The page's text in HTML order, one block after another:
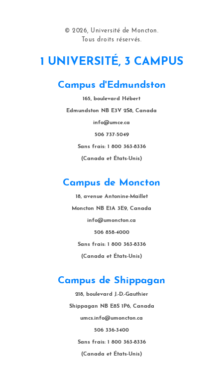
© 2026, Université de Moncton.
Tous droits réservés.
1 UNIVERSITÉ, 3 CAMPUS
Campus d'Edmundston
165, boulevard Hébert
Edmundston NB E3V 2S8, Canada
info@umce.ca
506 737-5049
Sans frais: 1 800 363-8336
(Canada et États-Unis)
Campus de Moncton
18, avenue Antonine-Maillet
Moncton NB E1A 3E9, Canada
info@umoncton.ca
506 858-4000
Sans frais: 1 800 363-8336
(Canada et États-Unis)
Campus de Shippagan
218, boulevard J.-D.-Gauthier
Shippagan NB E8S 1P6, Canada
umcs.info@umoncton.ca
506 336-3400
Sans frais: 1 800 363-8336
(Canada et États-Unis)